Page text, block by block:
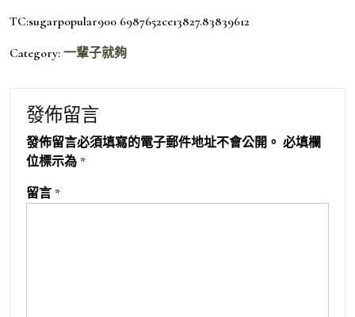
TC:sugarpopular900 6987652ce13827.83839612
Category: 一輩子就夠
發佈留言
發佈留言必須填寫的電子郵件地址不會公開。 必填欄
位標示為 *
留言 *